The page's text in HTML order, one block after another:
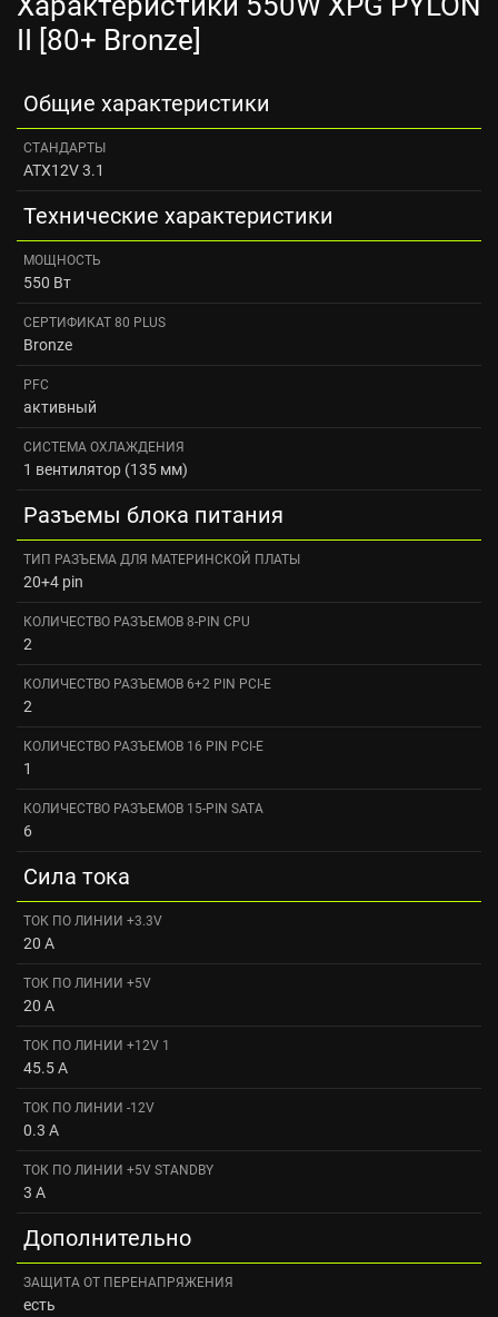
II [80+ Bronze]
Общие характеристики
СТАНДАРТЫ
ATX12V 3.1
Технические характеристики
МОЩНОСТЬ
550 Вт
СЕРТИФИКАТ 80 PLUS
Bronze
PFC
активный
СИСТЕМА ОХЛАЖДЕНИЯ
1 вентилятор (135 мм)
Разъемы блока питания
ТИП РАЗЪЕМА ДЛЯ МАТЕРИНСКОЙ ПЛАТЫ
20+4 pin
КОЛИЧЕСТВО РАЗЪЕМОВ 8-PIN CPU
2
КОЛИЧЕСТВО РАЗЪЕМОВ 6+2 PIN PCI-E
2
КОЛИЧЕСТВО РАЗЪЕМОВ 16 PIN PCI-E
1
КОЛИЧЕСТВО РАЗЪЕМОВ 15-PIN SATA
6
Сила тока
ТОК ПО ЛИНИИ +3.3V
20 A
ТОК ПО ЛИНИИ +5V
20 A
ТОК ПО ЛИНИИ +12V 1
45.5 A
ТОК ПО ЛИНИИ -12V
0.3 A
ТОК ПО ЛИНИИ +5V STANDBY
3 A
Дополнительно
ЗАЩИТА ОТ ПЕРЕНАПРЯЖЕНИЯ
есть